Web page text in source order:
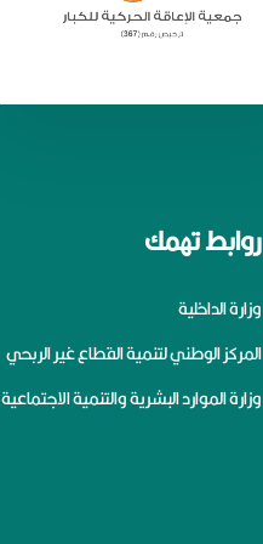
روابط تهمك
وزارة الداخلية
المركز الوطني لتنمية القطاع غير الربحي
وزارة الموارد البشرية والتنمية الاجتماعية